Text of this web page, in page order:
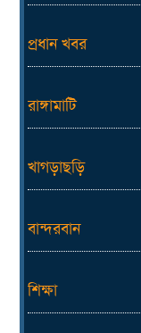
প্রধান খবর
রাঙ্গামাটি
খাগড়াছড়ি
বান্দরবান
শিক্ষা